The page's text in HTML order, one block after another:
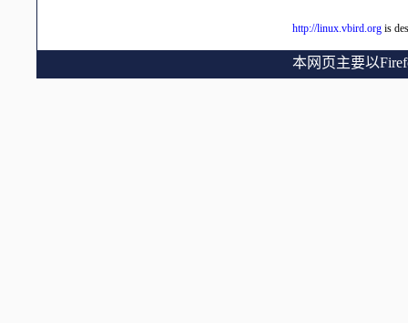
http://linux.vbird.org is
本网页主要以